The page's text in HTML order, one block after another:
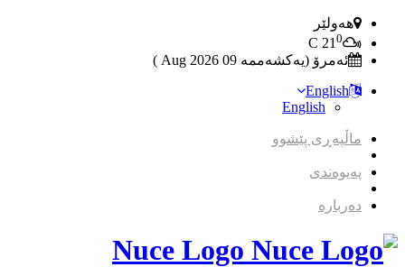
هەولێر
21 0
ئەمرۆ (یەکشەممە 09 2026 Aug )
English
English
ماڵپەڕی پێشوو
پەیوەندی
دەربارە
Nuce Logo